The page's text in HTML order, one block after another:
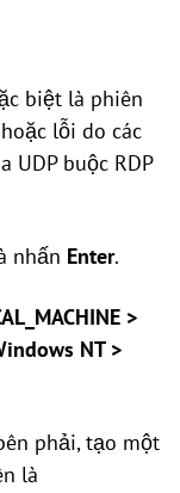
biệt là phiên
lỗi do các
UDP buộc RDP
nhấn Enter.
>
NT >
phải, tạo một
là